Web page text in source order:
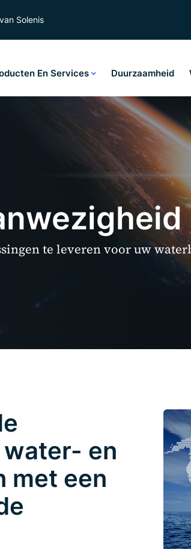
Solenis
En Services Duurzaamheid
te leveren voor uw
en
met een